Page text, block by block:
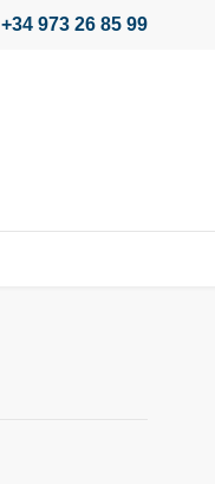
+34 973 26 85 99